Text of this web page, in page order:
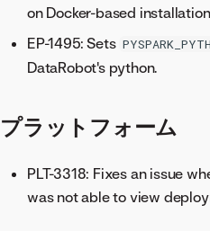
on Docker-based
EP-1495: Sets
DataRobot's python.
プラットフォーム
PLT-3318: Fixes an issue
was not able to view